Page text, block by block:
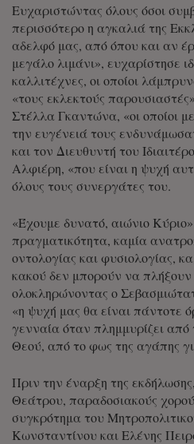
Ευχαριστώντας όλους όσοι
περισσότερο η αγκαλιά της
αδελφό μας, από όπου και αν
μεγάλο λιμάνι», ευχαρίστησε
καλλιτέχνες, οι οποίοι
«τους εκλεκτούς
Στέλλα Γκαντώνα, «οι οποίοι
την ευγένειά τους
και τον Διευθυντή του
Αλφιέρη, «που είναι η ψυχή
όλους τους συνεργάτες του.
«Έχουμε δυνατό, αιώνιο
πραγματικότητα, καμία
οντολογίας και φυσιολογίας,
κακού δεν μπορούν να πλήξουν
ολοκληρώνοντας ο
«η ψυχή μας θα είναι πάντοτε
γενναία όταν πλημμυρίζει
Θεού, από το φως της αγάπης
Πριν την έναρξη της
Θεάτρου, παραδοσιακούς
συγκρότημα του
Κωνσταντίνου και Ελένης